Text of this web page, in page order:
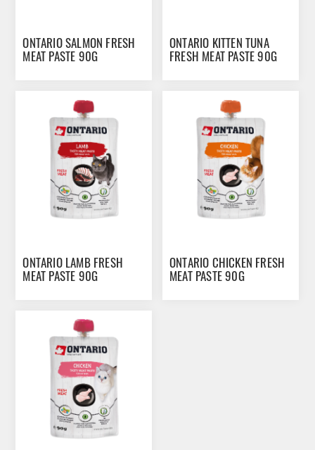
ONTARIO SALMON FRESH
MEAT PASTE 90G
ONTARIO KITTEN TUNA
FRESH MEAT PASTE 90G
ONTARIO LAMB FRESH
MEAT PASTE 90G
ONTARIO CHICKEN FRESH
MEAT PASTE 90G